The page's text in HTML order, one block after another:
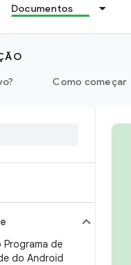
Documentos
Como começar
Programa de
do Android